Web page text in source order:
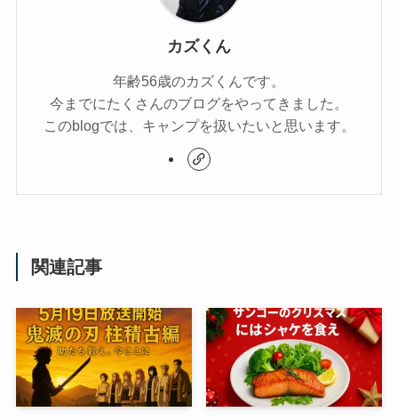
カズくん
年齢56歳のカズくんです。
今までにたくさんのブログをやってきました。
このblogでは、キャンプを扱いたいと思います。
関連記事